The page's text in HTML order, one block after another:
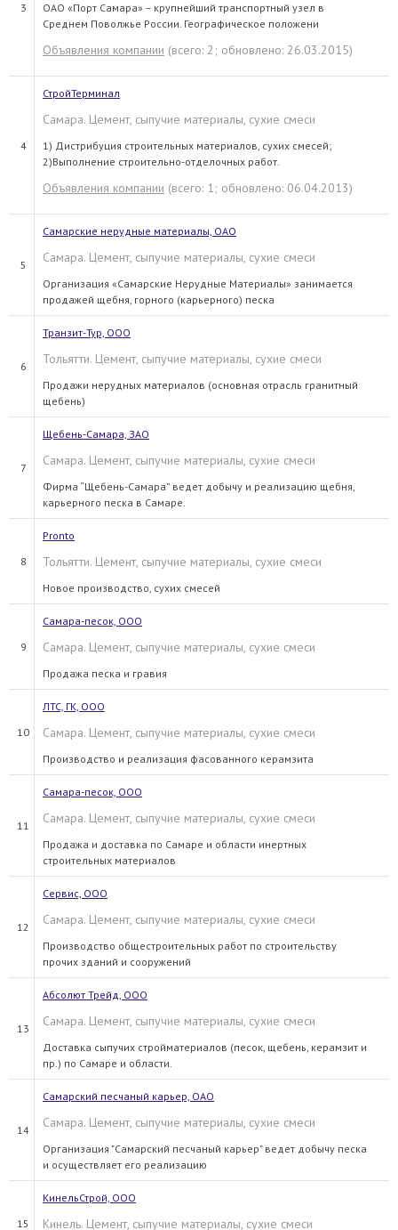
3
ОАО «Порт Самара» – крупнейший транспортный узел в
Среднем Поволжье России. Географическое положени
Объявления компании (всего: 2; обновлено: 26.03.2015)
4
СтройТерминал
Самара. Цемент, сыпучие материалы, сухие смеси
1) Дистрибуция строительных материалов, сухих смесей;
2)Выполнение строительно-отделочных работ.
Объявления компании (всего: 1; обновлено: 06.04.2013)
5
Самарские нерудные материалы, ОАО
Самара. Цемент, сыпучие материалы, сухие смеси
Организация «Самарские Нерудные Материалы» занимается
продажей щебня, горного (карьерного) песка
6
Транзит-Тур, ООО
Тольятти. Цемент, сыпучие материалы, сухие смеси
Продажи нерудных материалов (основная отрасль гранитный
щебень)
7
Щебень-Самара, ЗАО
Самара. Цемент, сыпучие материалы, сухие смеси
Фирма “Щебень-Самара” ведет добычу и реализацию щебня,
карьерного песка в Самаре.
8
Pronto
Тольятти. Цемент, сыпучие материалы, сухие смеси
Новое производство, сухих смесей
9
Самара-песок, ООО
Самара. Цемент, сыпучие материалы, сухие смеси
Продажа песка и гравия
10
ЛТС, ГК, ООО
Самара. Цемент, сыпучие материалы, сухие смеси
Производство и реализация фасованного керамзита
11
Самара-песок, ООО
Самара. Цемент, сыпучие материалы, сухие смеси
Продажа и доставка по Самаре и области инертных
строительных материалов
12
Сервис, ООО
Самара. Цемент, сыпучие материалы, сухие смеси
Производство общестроительных работ по строительству
прочих зданий и сооружений
13
Абсолют Трейд, ООО
Самара. Цемент, сыпучие материалы, сухие смеси
Доставка сыпучих стройматериалов (песок, щебень, керамзит и
пр.) по Самаре и области.
14
Самарский песчаный карьер, ОАО
Самара. Цемент, сыпучие материалы, сухие смеси
Организация "Самарский песчаный карьер" ведет добычу песка
и осуществляет его реализацию
15
КинельСтрой, ООО
Кинель. Цемент, сыпучие материалы, сухие смеси